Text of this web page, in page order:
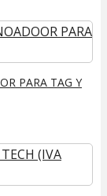
PARA TAG Y